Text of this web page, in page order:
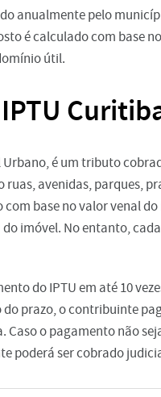
anualmente pelo
é calculado com base
útil.
é um tributo
avenidas, parques,
base no valor venal
imóvel. No entanto,
do IPTU em até 10
prazo, o contribuinte
Caso o pagamento não
poderá ser cobrado